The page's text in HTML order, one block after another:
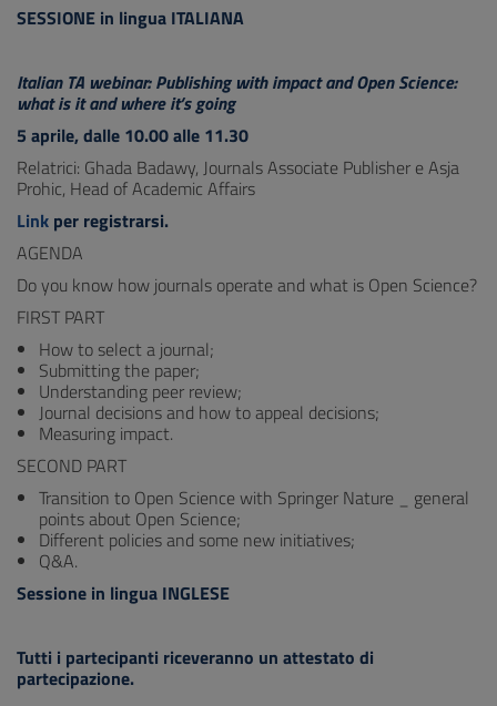
SESSIONE in lingua ITALIANA
Italian TA webinar: Publishing with impact and Open Science:
what is it and where it’s going
5 aprile, dalle 10.00 alle 11.30
Relatrici: Ghada Badawy, Journals Associate Publisher e Asja
Prohic, Head of Academic Affairs
Link per registrarsi.
AGENDA
Do you know how journals operate and what is Open Science?
FIRST PART
How to select a journal;
Submitting the paper;
Understanding peer review;
Journal decisions and how to appeal decisions;
Measuring impact.
SECOND PART
Transition to Open Science with Springer Nature _ general
points about Open Science;
Different policies and some new initiatives;
Q&A.
Sessione in lingua INGLESE
Tutti i partecipanti riceveranno un attestato di
partecipazione.